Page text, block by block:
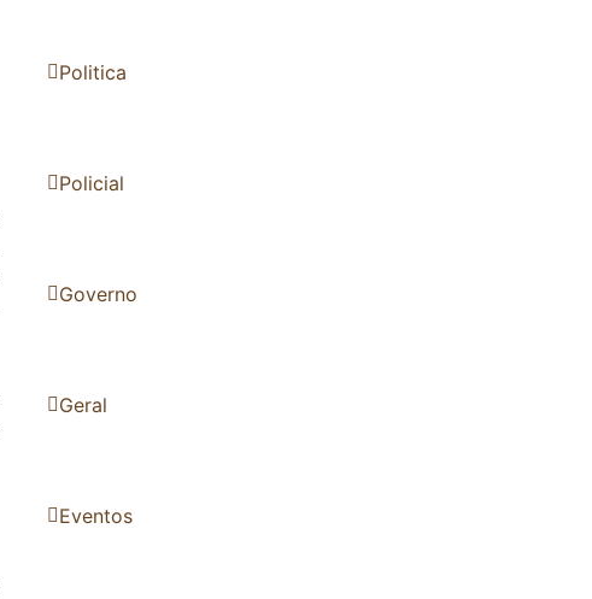
Politica
Policial
Governo
Geral
Eventos